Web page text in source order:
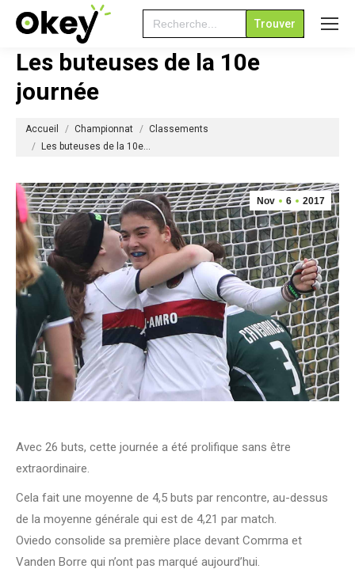
Search
for:
Les buteuses de la 10e
journée
Accueil Championnat
Classements
Les buteuses de la 10e…
Nov 6 2017
Avec 26 buts, cette journée a été prolifique sans être
extraordinaire.
Cela fait une moyenne de 4,5 buts par rencontre, au-dessus
de la moyenne générale qui est de 4,21 par match.
Oviedo consolide sa première place devant Comrma et
Vanden Borre qui n’ont pas marqué aujourd’hui.